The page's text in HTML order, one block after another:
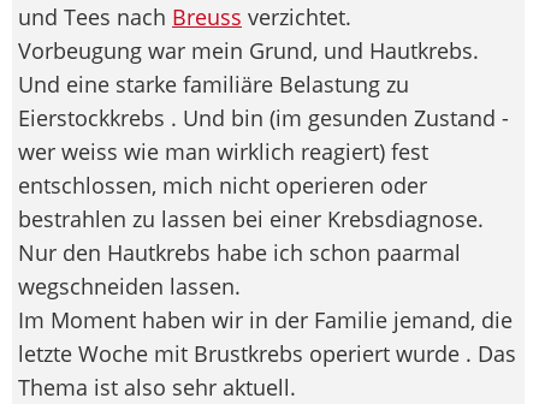
und Tees nach Breuss verzichtet.
Vorbeugung war mein Grund, und Hautkrebs.
Und eine starke familiäre Belastung zu
Eierstockkrebs . Und bin (im gesunden Zustand -
wer weiss wie man wirklich reagiert) fest
entschlossen, mich nicht operieren oder
bestrahlen zu lassen bei einer Krebsdiagnose.
Nur den Hautkrebs habe ich schon paarmal
wegschneiden lassen.
Im Moment haben wir in der Familie jemand, die
letzte Woche mit Brustkrebs operiert wurde . Das
Thema ist also sehr aktuell.